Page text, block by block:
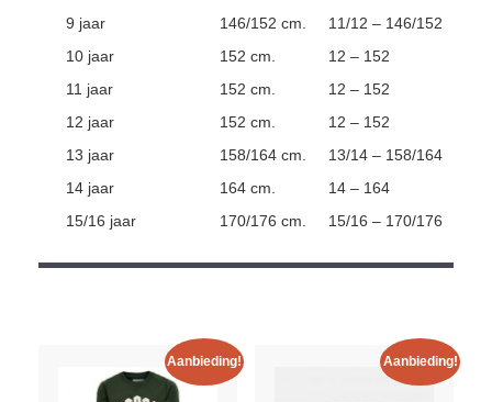
9 jaar
146/152 cm.
11/12 – 146/152
10 jaar
152 cm.
12 – 152
11 jaar
152 cm.
12 – 152
12 jaar
152 cm.
12 – 152
13 jaar
158/164 cm.
13/14 – 158/164
14 jaar
164 cm.
14 – 164
15/16 jaar
170/176 cm. 15/16 – 170/176
Aanbieding! Aanbieding!